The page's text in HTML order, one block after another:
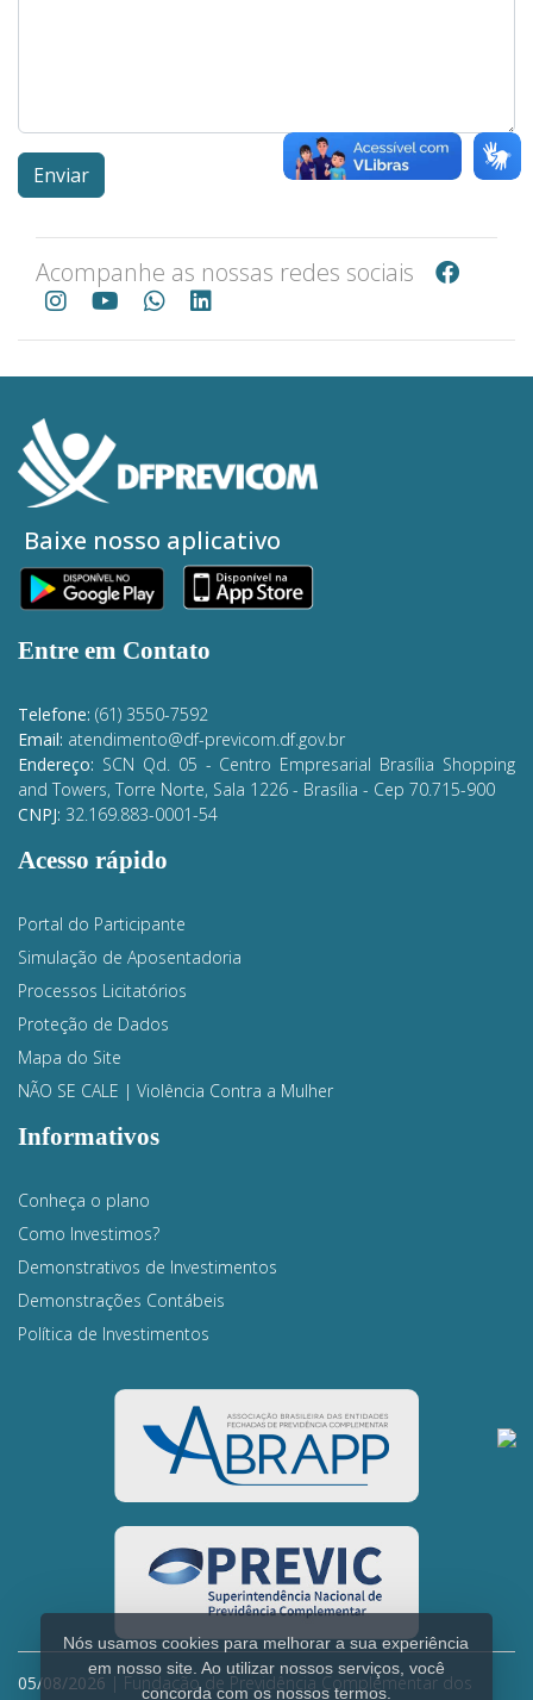
Enviar
Acompanhe as nossas redes sociais
Baixe nosso aplicativo
Entre em Contato
Telefone: (61) 3550-7592
Email: atendimento@df-previcom.df.gov.br
Endereço: SCN Qd. 05 - Centro Empresarial Brasília Shopping
and Towers, Torre Norte, Sala 1226 - Brasília - Cep 70.715-900
CNPJ: 32.169.883-0001-54
Acesso rápido
Portal do Participante
Simulação de Aposentadoria
Processos Licitatórios
Proteção de Dados
Mapa do Site
NÃO SE CALE | Violência Contra a Mulher
Informativos
Conheça o plano
Como Investimos?
Demonstrativos de Investimentos
Demonstrações Contábeis
Política de Investimentos
05/08/2026 | Fundação de Previdência Complementar dos
Nós usamos cookies para melhorar a sua experiência
em nosso site. Ao utilizar nossos serviços, você
concorda com os nossos termos.